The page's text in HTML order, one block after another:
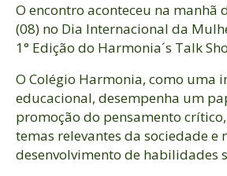
O encontro aconteceu na manhã
(08) no Dia Internacional da
1° Edição do Harmonia´s Talk
O Colégio Harmonia, como uma
educacional, desempenha um
promoção do pensamento
temas relevantes da sociedade e
desenvolvimento de habilidades